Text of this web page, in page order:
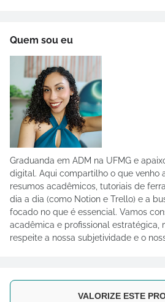
Quem sou eu
Graduanda em ADM na UFMG e
digital. Aqui compartilho o que venho
resumos acadêmicos, tutoriais de
dia a dia (como Notion e Trello) e a
focado no que é essencial. Vamos
acadêmica e profissional estratégica,
respeite a nossa subjetividade e o
VALORIZE ESTE